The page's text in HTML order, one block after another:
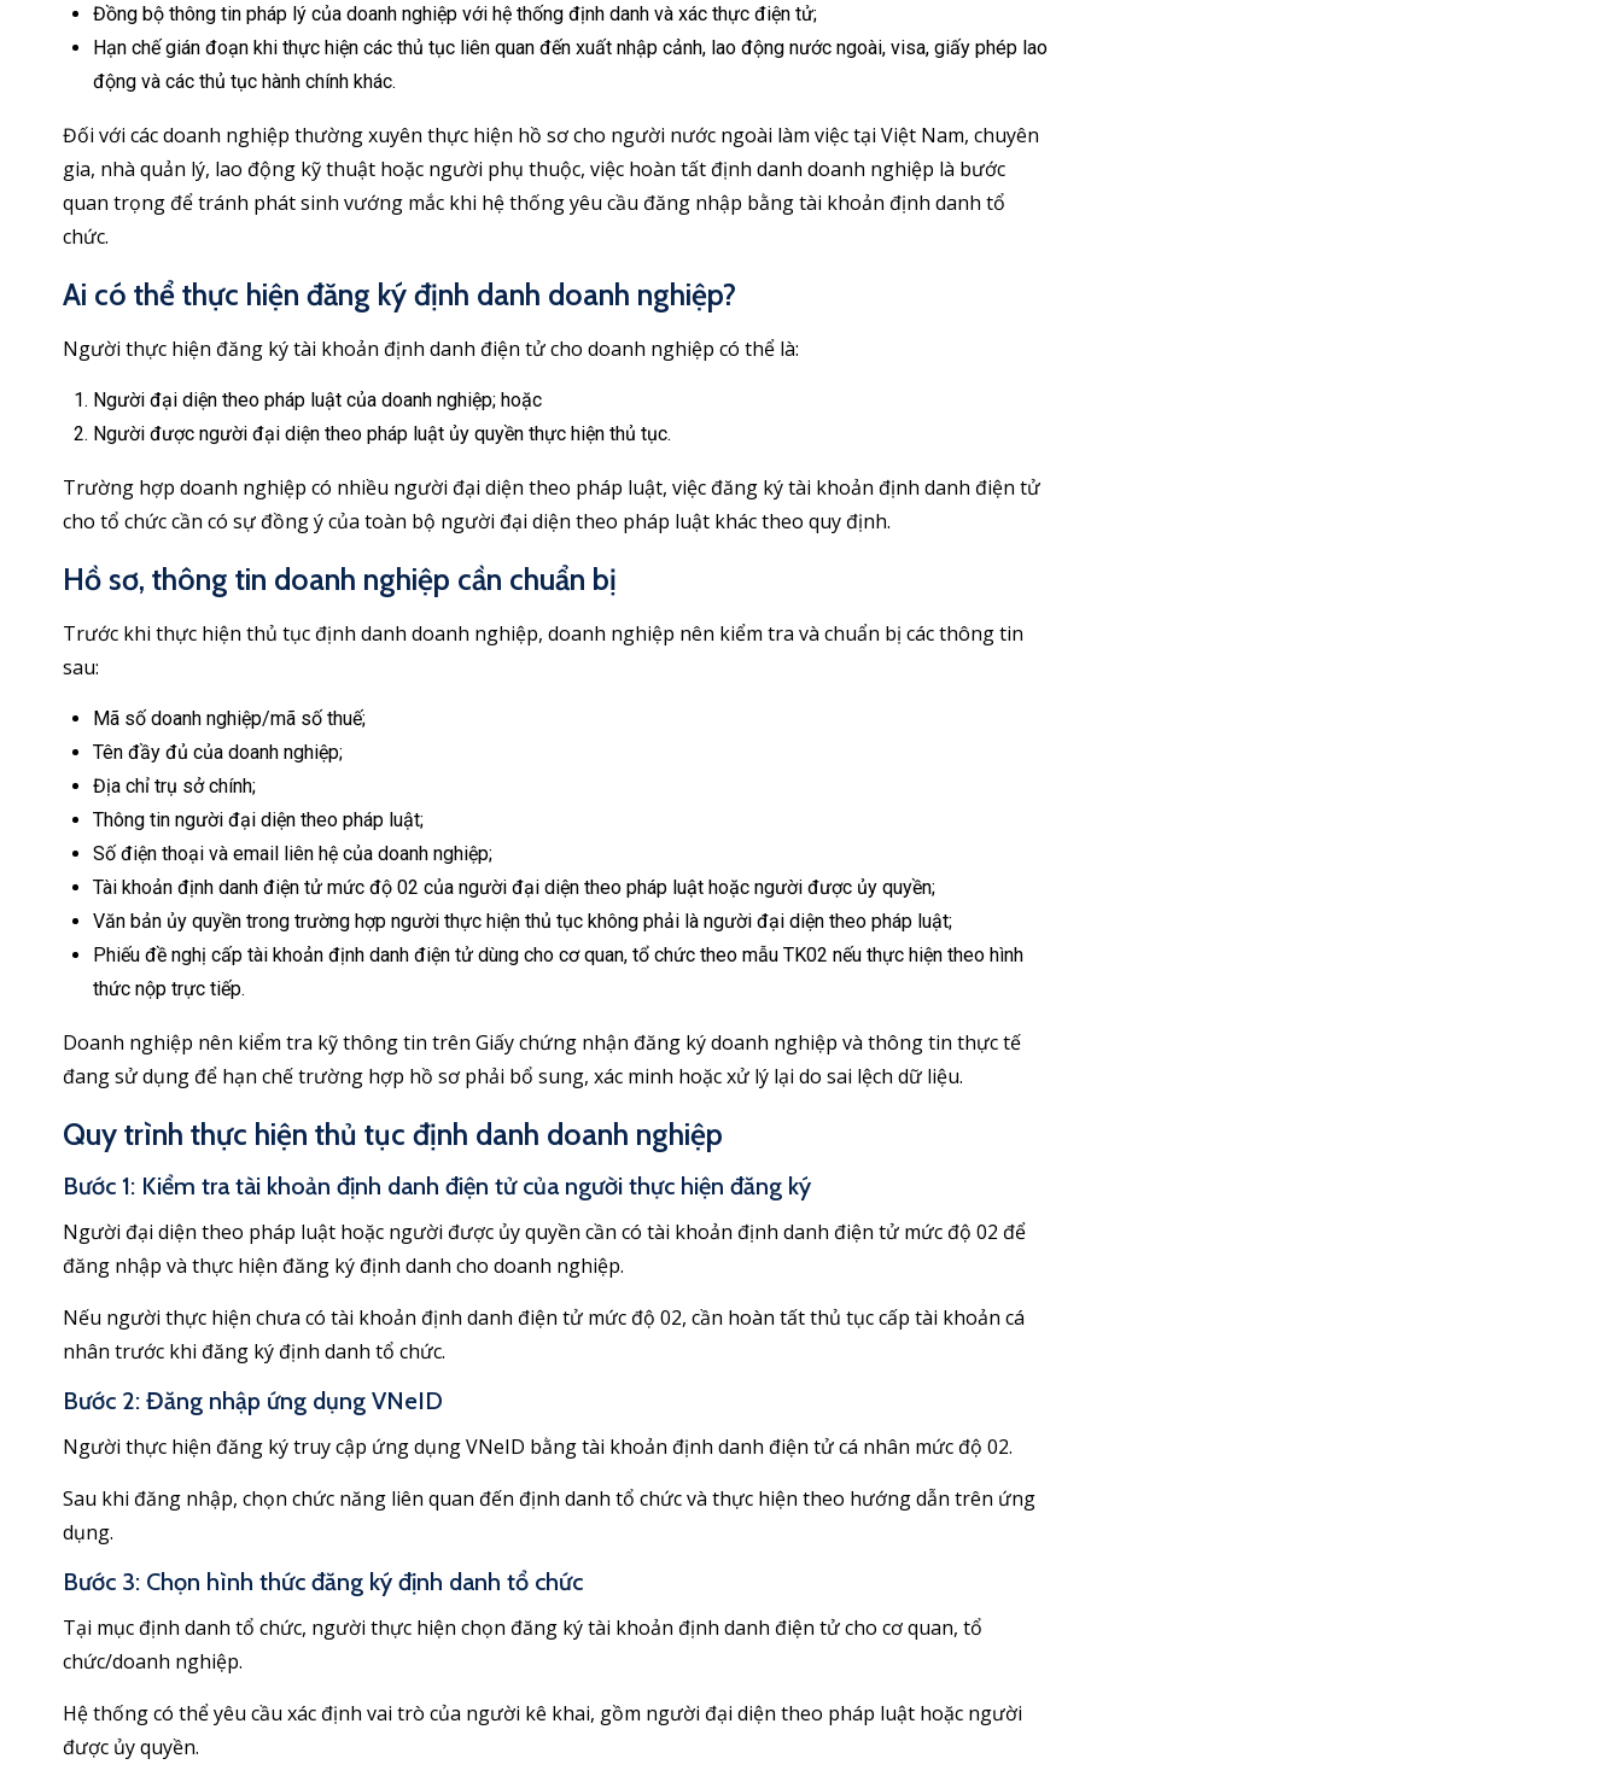
Đồng bộ thông tin pháp lý của doanh nghiệp với hệ thống định danh và xác thực điện tử;
Hạn chế gián đoạn khi thực hiện các thủ tục liên quan đến xuất nhập cảnh, lao động nước ngoài, visa, giấy phép lao
động và các thủ tục hành chính khác.
Đối với các doanh nghiệp thường xuyên thực hiện hồ sơ cho người nước ngoài làm việc tại Việt Nam, chuyên
gia, nhà quản lý, lao động kỹ thuật hoặc người phụ thuộc, việc hoàn tất định danh doanh nghiệp là bước
quan trọng để tránh phát sinh vướng mắc khi hệ thống yêu cầu đăng nhập bằng tài khoản định danh tổ
chức.
Ai có thể thực hiện đăng ký định danh doanh nghiệp?
Người thực hiện đăng ký tài khoản định danh điện tử cho doanh nghiệp có thể là:
Người đại diện theo pháp luật của doanh nghiệp; hoặc
Người được người đại diện theo pháp luật ủy quyền thực hiện thủ tục.
Trường hợp doanh nghiệp có nhiều người đại diện theo pháp luật, việc đăng ký tài khoản định danh điện tử
cho tổ chức cần có sự đồng ý của toàn bộ người đại diện theo pháp luật khác theo quy định.
Hồ sơ, thông tin doanh nghiệp cần chuẩn bị
Trước khi thực hiện thủ tục định danh doanh nghiệp, doanh nghiệp nên kiểm tra và chuẩn bị các thông tin
sau:
Mã số doanh nghiệp/mã số thuế;
Tên đầy đủ của doanh nghiệp;
Địa chỉ trụ sở chính;
Thông tin người đại diện theo pháp luật;
Số điện thoại và email liên hệ của doanh nghiệp;
Tài khoản định danh điện tử mức độ 02 của người đại diện theo pháp luật hoặc người được ủy quyền;
Văn bản ủy quyền trong trường hợp người thực hiện thủ tục không phải là người đại diện theo pháp luật;
Phiếu đề nghị cấp tài khoản định danh điện tử dùng cho cơ quan, tổ chức theo mẫu TK02 nếu thực hiện theo hình
thức nộp trực tiếp.
Doanh nghiệp nên kiểm tra kỹ thông tin trên Giấy chứng nhận đăng ký doanh nghiệp và thông tin thực tế
đang sử dụng để hạn chế trường hợp hồ sơ phải bổ sung, xác minh hoặc xử lý lại do sai lệch dữ liệu.
Quy trình thực hiện thủ tục định danh doanh nghiệp
Bước 1: Kiểm tra tài khoản định danh điện tử của người thực hiện đăng ký
Người đại diện theo pháp luật hoặc người được ủy quyền cần có tài khoản định danh điện tử mức độ 02 để
đăng nhập và thực hiện đăng ký định danh cho doanh nghiệp.
Nếu người thực hiện chưa có tài khoản định danh điện tử mức độ 02, cần hoàn tất thủ tục cấp tài khoản cá
nhân trước khi đăng ký định danh tổ chức.
Bước 2: Đăng nhập ứng dụng VNeID
Người thực hiện đăng ký truy cập ứng dụng VNeID bằng tài khoản định danh điện tử cá nhân mức độ 02.
Sau khi đăng nhập, chọn chức năng liên quan đến định danh tổ chức và thực hiện theo hướng dẫn trên ứng
dụng.
Bước 3: Chọn hình thức đăng ký định danh tổ chức
Tại mục định danh tổ chức, người thực hiện chọn đăng ký tài khoản định danh điện tử cho cơ quan, tổ
chức/doanh nghiệp.
Hệ thống có thể yêu cầu xác định vai trò của người kê khai, gồm người đại diện theo pháp luật hoặc người
được ủy quyền.